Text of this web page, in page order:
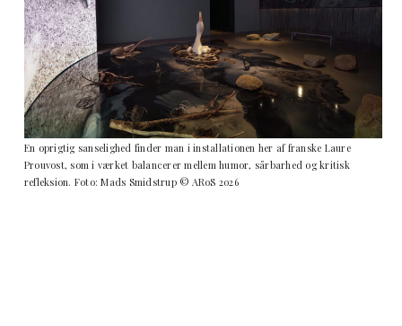
En oprigtig sanselighed finder man i installationen her af franske Laure
Prouvost, som i værket balancerer mellem humor, sårbarhed og kritisk
refleksion. Foto: Mads Smidstrup © ARoS 2026